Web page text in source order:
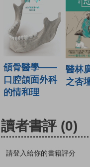
頜骨醫學——
口腔頜面外科
的情和理
醫林
之杏
讀者書評 (0)
請登入給你的書籍評分